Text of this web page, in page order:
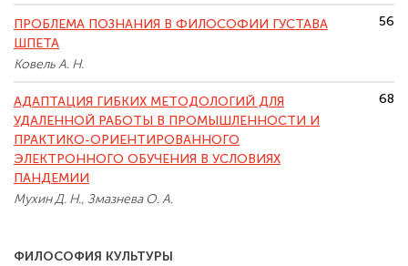
ПРОБЛЕМА ПОЗНАНИЯ В ФИЛОСОФИИ ГУСТАВА
ШПЕТА
Ковель А. Н.
56
АДАПТАЦИЯ ГИБКИХ МЕТОДОЛОГИЙ ДЛЯ
УДАЛЕННОЙ РАБОТЫ В ПРОМЫШЛЕННОСТИ И
ПРАКТИКО-ОРИЕНТИРОВАННОГО
ЭЛЕКТРОННОГО ОБУЧЕНИЯ В УСЛОВИЯХ
ПАНДЕМИИ
Мухин Д. Н., Змазнева О. А.
68
ФИЛОСОФИЯ КУЛЬТУРЫ